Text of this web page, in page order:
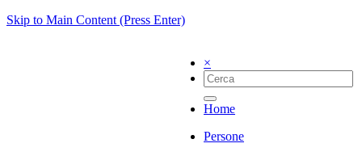
Skip to Main Content (Press Enter)
×
Home
Persone